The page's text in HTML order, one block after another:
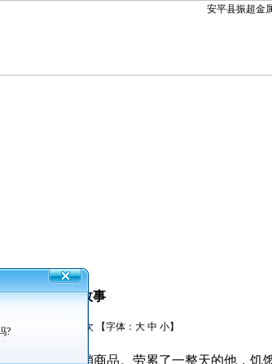
一杯牛奶的故事
10/20 阅读： 次 【字体： 大 中 小】
家挨户地推销商品。劳累了一整天的他，饥
?